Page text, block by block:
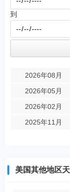
到
2026年08月
2026年05月
2026年02月
2025年11月
美国其他地区